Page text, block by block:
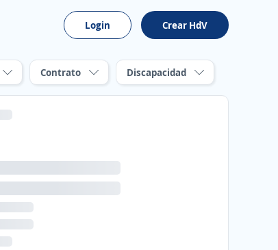
Login Crear HdV
Contrato Discapacidad